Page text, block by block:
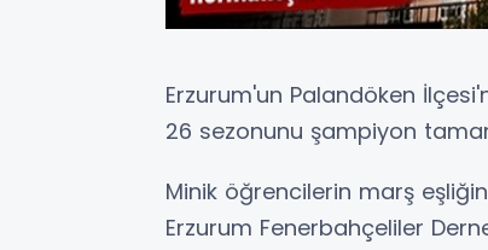
Erzurum'un Palandöken
26 sezonunu şampiyon
Minik öğrencilerin marş
Erzurum Fenerbahçeliler